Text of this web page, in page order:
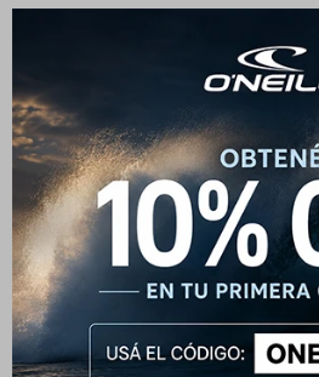
Estuche O'Neill - Fucsia